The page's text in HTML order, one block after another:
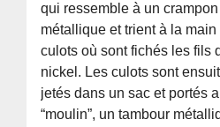
qui ressemble à un crampon
métallique et trient à la main
culots où sont fichés les fils
nickel. Les culots sont
jetés dans un sac et portés
“moulin”, un tambour